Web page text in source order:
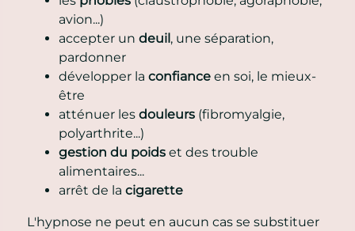
avion...)
accepter un deuil , une séparation,
pardonner
développer la confiance en soi, le mieux-
être
atténuer les douleurs (fibromyalgie,
polyarthrite...)
gestion du poids et des trouble
alimentaires...
arrêt de la cigarette
L'hypnose ne peut en aucun cas se substituer